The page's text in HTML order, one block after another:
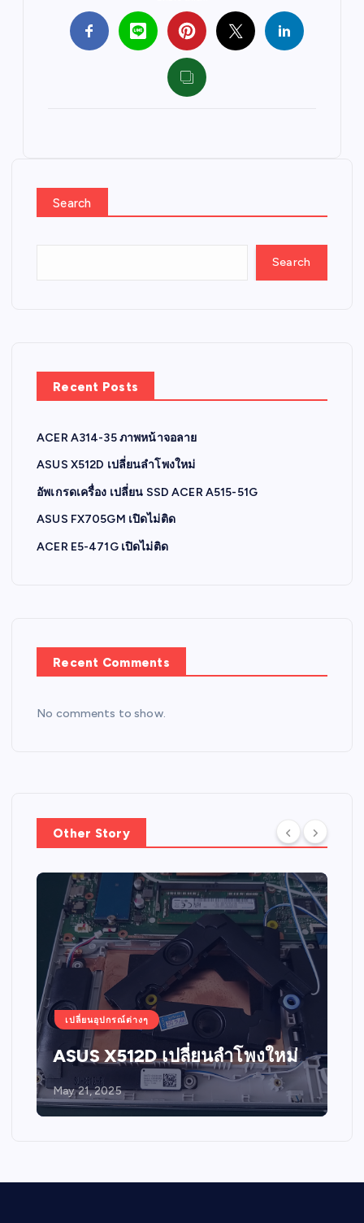
Search
Search
Recent Posts
ACER A314-35 ภาพหน้าจอลาย
ASUS X512D เปลี่ยนลำโพงใหม่
อัพเกรดเครื่อง เปลี่ยน SSD ACER A515-51G
ASUS FX705GM เปิดไม่ติด
ACER E5-471G เปิดไม่ติด
Recent Comments
No comments to show.
Other Story
เปลี่ยนอุปกรณ์ต่างๆ
ASUS X512D เปลี่ยนลำโพงใหม่
May 21, 2025